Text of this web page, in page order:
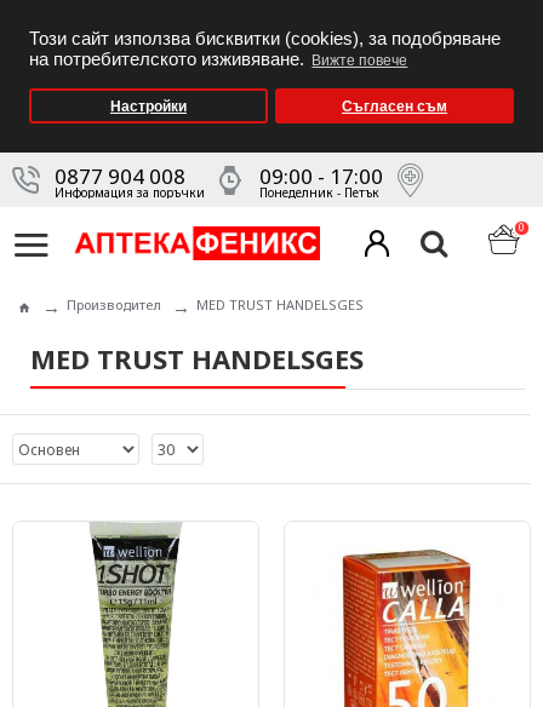
Този сайт използва бисквитки (cookies), за подобряване
на потребителското изживяване.
Вижте повече
Настройки Съгласен съм
0877 904 008
Информация за поръчки
09:00 - 17:00
Понеделник - Петък
0
Производител MED TRUST HANDELSGES
MED TRUST HANDELSGES